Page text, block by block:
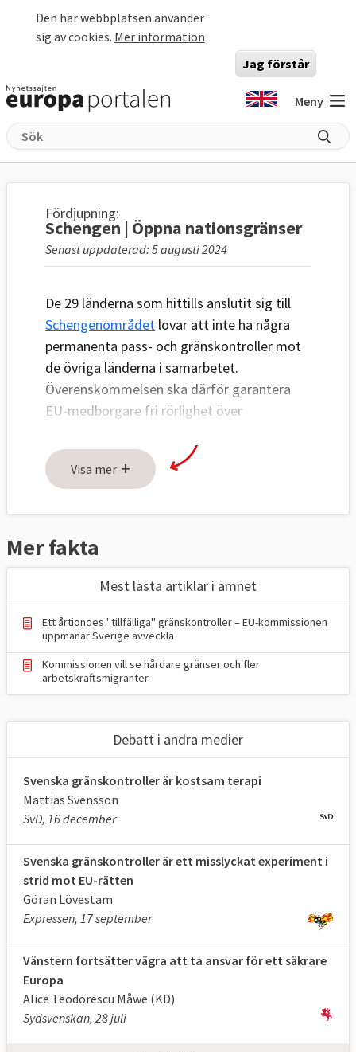
Den här webbplatsen använder
sig av cookies. Mer information
Jag förstår
Meny
Fördjupning:
Schengen | Öppna nationsgränser
Senast uppdaterad: 5 augusti 2024
De 29 länderna som hittills anslutit sig till
Schengenområdet lovar att inte ha några
permanenta pass- och gränskontroller mot
de övriga länderna i samarbetet.
Överenskommelsen ska därför garantera
EU-medborgare fri rörlighet över
Schengenområdet omfattar
närvarande EU-länderna Belgien, Bulgarien
Litauen, Luxemburg, Malta, Nederländerna,
Portugal, Rumänien, Spanien, Sverige,
Tjeckien, Tyskland, Ungern, Polen,
Slovakien, Slovenien och Österrike samt de
fyra länderna Norge, Island, Liechtenstein
och Schweiz som inte är EU-länder.
Irland har valt att helt stå utanför
Namnet Schengen kommer ifrån den ort i
undertecknades 1985 av Belgien, Tyskland,
Frankrike, Luxemburg och Nederländerna.
Visa mer +
Mer fakta
Mest lästa artiklar i ämnet
Ett årtiondes "tillfälliga" gränskontroller – EU-kommissionen
uppmanar Sverige avveckla
Kommissionen vill se hårdare gränser och fler
arbetskraftsmigranter
Debatt i andra medier
Svenska gränskontroller är kostsam terapi
Mattias Svensson
SvD, 16 december
Svenska gränskontroller är ett misslyckat experiment i
strid mot EU-rätten
Göran Lövestam
Expressen, 17 september
Vänstern fortsätter vägra att ta ansvar för ett säkrare
Europa
Alice Teodorescu Måwe (KD)
Sydsvenskan, 28 juli